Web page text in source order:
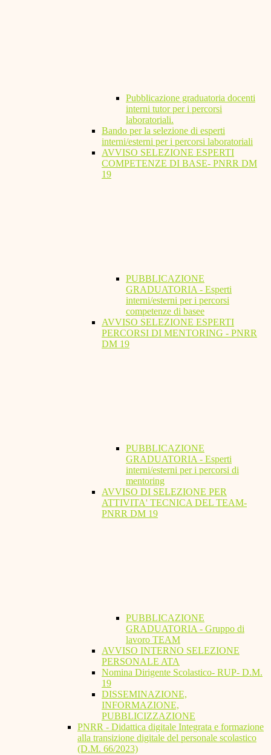
Pubblicazione graduatoria docenti
interni tutor per i percorsi
laboratoriali.
Bando per la selezione di esperti
interni/esterni per i percorsi laboratoriali
AVVISO SELEZIONE ESPERTI
COMPETENZE DI BASE- PNRR DM
19
PUBBLICAZIONE
GRADUATORIA - Esperti
interni/esterni per i percorsi
competenze di basee
AVVISO SELEZIONE ESPERTI
PERCORSI DI MENTORING - PNRR
DM 19
PUBBLICAZIONE
GRADUATORIA - Esperti
interni/esterni per i percorsi di
mentoring
AVVISO DI SELEZIONE PER
ATTIVITA' TECNICA DEL TEAM-
PNRR DM 19
PUBBLICAZIONE
GRADUATORIA - Gruppo di
lavoro TEAM
AVVISO INTERNO SELEZIONE
PERSONALE ATA
Nomina Dirigente Scolastico- RUP- D.M.
19
DISSEMINAZIONE,
INFORMAZIONE,
PUBBLICIZZAZIONE
PNRR - Didattica digitale Integrata e formazione
alla transizione digitale del personale scolastico
(D.M. 66/2023)